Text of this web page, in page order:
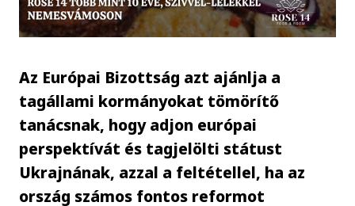
Az Európai Bizottság azt ajánlja a
tagállami kormányokat tömörítő
tanácsnak, hogy adjon európai
perspektívát és tagjelölti státust
Ukrajnának, azzal a feltétellel, ha az
ország számos fontos reformot